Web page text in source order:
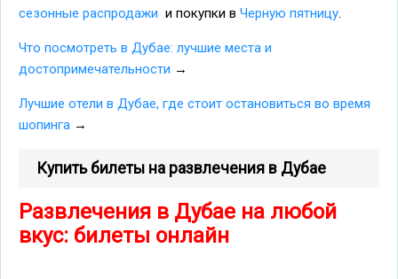
сезонные распродажи и покупки в Черную пятницу.
Что посмотреть в Дубае: лучшие места и
достопримечательности →
Лучшие отели в Дубае, где стоит остановиться во время
шопинга →
Купить билеты на развлечения в Дубае
Развлечения в Дубае на любой
вкус: билеты онлайн